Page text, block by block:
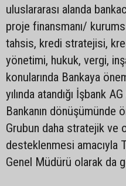
uluslararası alanda
proje finansmanı/
tahsis, kredi stratejisi,
yönetimi, hukuk, vergi,
konularında Bankaya
yılında atandığı İşbank
Bankanın dönüşümünde
Grubun daha stratejik ve
desteklenmesi amacıyla
Genel Müdürü olarak da